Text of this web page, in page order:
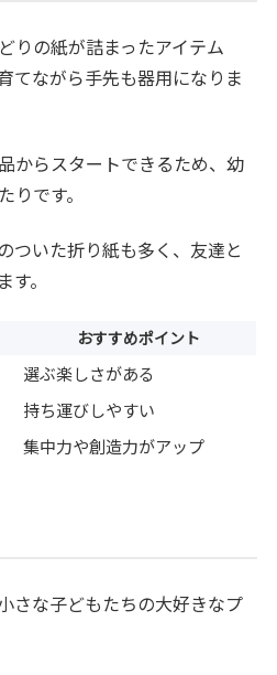
りの紙が詰まったアイテム
てながら手先も器用になりま
からスタートできるため、幼
です。
ついた折り紙も多く、友達と
。
おすすめポイント
選ぶ楽しさがある
持ち運びしやすい
集中力や創造力がアップ
さな子どもたちの大好きなプ